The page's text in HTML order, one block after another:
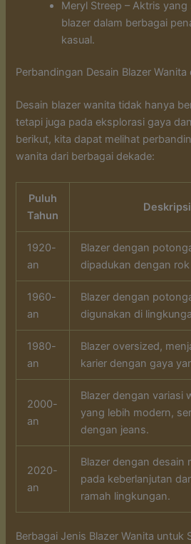
Meryl Streep – Aktris
blazer dalam berbagai
kasual.
Perbandingan Desain Blazer Wanita
Desain blazer wanita tidak hanya
tetapi juga pada eksplorasi gaya
berikut, kita dapat melihat
wanita dari berbagai dekade:
Puluh
Tahun
1920-
an
Blazer dengan
dipadukan dengan
1960-
an
Blazer dengan
digunakan di
1980-
an
Blazer oversized,
karier dengan gaya
2000-
an
Blazer dengan variasi
yang lebih modern,
dengan jeans.
2020-
an
Blazer dengan desain
pada keberlanjutan
ramah lingkungan.
Berbagai Jenis Blazer Wanita untuk